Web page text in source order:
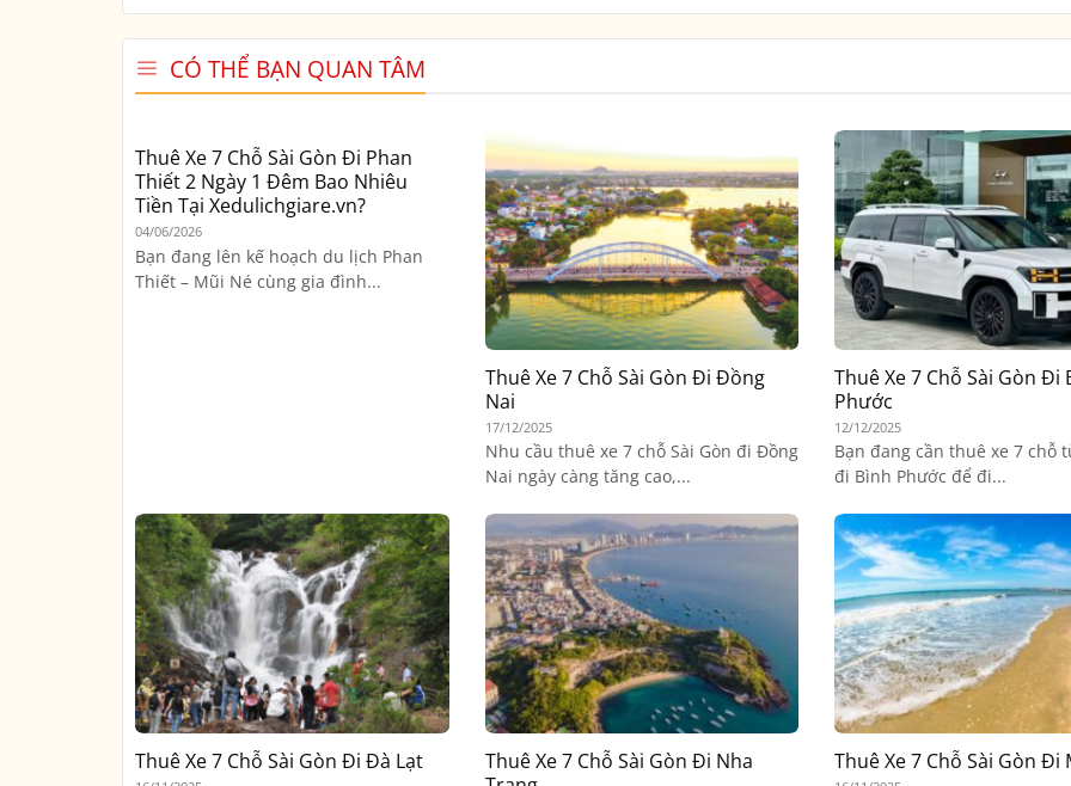
CÓ THỂ BẠN QUAN TÂM
Thuê Xe 7 Chỗ Sài Gòn Đi Phan
Thiết 2 Ngày 1 Đêm Bao Nhiêu
Tiền Tại Xedulichgiare.vn?
04/06/2026
Bạn đang lên kế hoạch du lịch Phan
Thiết – Mũi Né cùng gia đình...
Thuê Xe 7 Chỗ Sài Gòn Đi Đồng
Nai
17/12/2025
Nhu cầu thuê xe 7 chỗ Sài Gòn đi Đồng
Nai ngày càng tăng cao,...
Thuê Xe 7 Chỗ Sài Gòn Đi
Phước
12/12/2025
Bạn đang cần thuê xe 7 chỗ
đi Bình Phước để đi...
Thuê Xe 7 Chỗ Sài Gòn Đi Đà Lạt
Thuê Xe 7 Chỗ Sài Gòn Đi Nha
Thuê Xe 7 Chỗ Sài Gòn Đi